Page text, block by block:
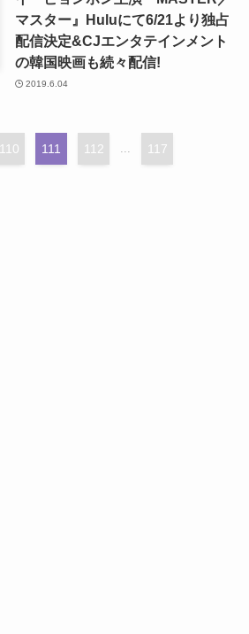
マスター』Huluにて6/21より独占
配信決定&CJエンタテインメント
の韓国映画も続々配信!
2019.6.04
110 111 112 117